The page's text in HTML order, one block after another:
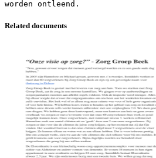
Related documents